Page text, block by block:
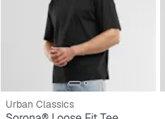
Urban Classics